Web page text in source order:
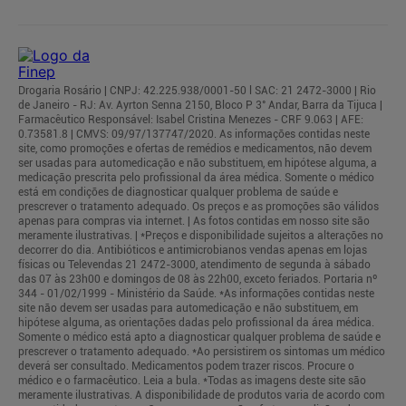
Drogaria Rosário | CNPJ: 42.225.938/0001-50 l SAC: 21 2472-3000 | Rio
de Janeiro - RJ: Av. Ayrton Senna 2150, Bloco P 3° Andar, Barra da Tijuca |
Farmacêutico Responsável: Isabel Cristina Menezes - CRF 9.063 | AFE:
0.73581.8 | CMVS: 09/97/137747/2020. As informações contidas neste
site, como promoções e ofertas de remédios e medicamentos, não devem
ser usadas para automedicação e não substituem, em hipótese alguma, a
medicação prescrita pelo profissional da área médica. Somente o médico
está em condições de diagnosticar qualquer problema de saúde e
prescrever o tratamento adequado. Os preços e as promoções são válidos
apenas para compras via internet. | As fotos contidas em nosso site são
meramente ilustrativas. | *Preços e disponibilidade sujeitos a alterações no
decorrer do dia. Antibióticos e antimicrobianos vendas apenas em lojas
físicas ou Televendas 21 2472-3000, atendimento de segunda à sábado
das 07 às 23h00 e domingos de 08 às 22h00, exceto feriados. Portaria nº
344 - 01/02/1999 - Ministério da Saúde. *As informações contidas neste
site não devem ser usadas para automedicação e não substituem, em
hipótese alguma, as orientações dadas pelo profissional da área médica.
Somente o médico está apto a diagnosticar qualquer problema de saúde e
prescrever o tratamento adequado. *Ao persistirem os sintomas um médico
deverá ser consultado. Medicamentos podem trazer riscos. Procure o
médico e o farmacêutico. Leia a bula. *Todas as imagens deste site são
meramente ilustrativas. A disponibilidade de produtos varia de acordo com